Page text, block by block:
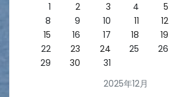
2025年12月
1
2 3 4 5
8
9 10 11 12
15
16 17 18 19
22
23 24 25 26
29
30 31